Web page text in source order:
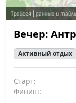
Вечер:
Активный отдых
Старт:
Финиш: